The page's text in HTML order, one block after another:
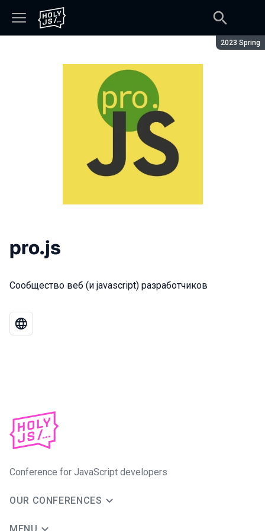
Season:
2023 Spring
pro.js
Сообщество веб (и javascript) разработчиков
Conference for JavaScript developers
OUR CONFERENCES